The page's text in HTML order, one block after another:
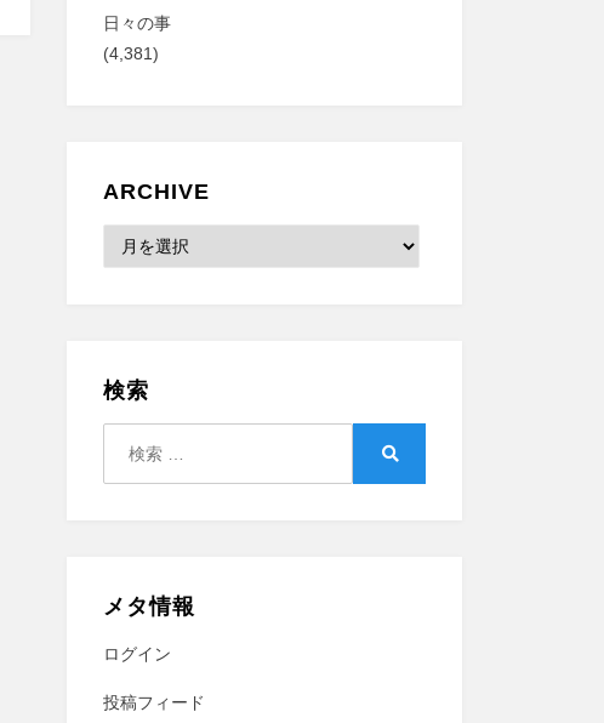
日々の事
(4,381)
ARCHIVE
Archive
検索
メタ情報
ログイン
投稿フィード